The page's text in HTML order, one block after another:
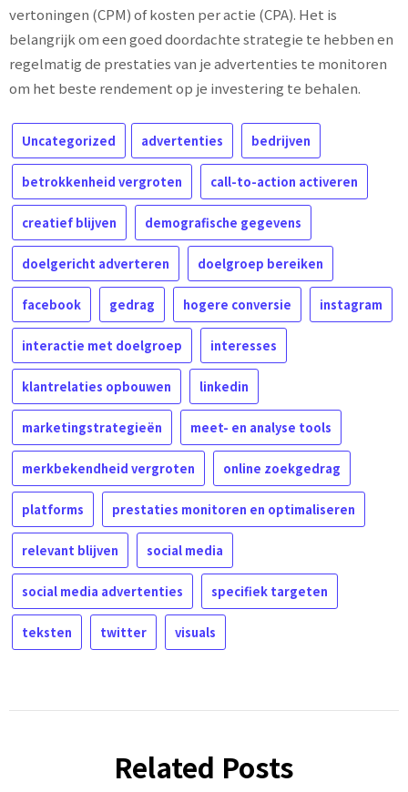
vertoningen (CPM) of kosten per actie (CPA). Het is
belangrijk om een goed doordachte strategie te hebben en
regelmatig de prestaties van je advertenties te monitoren
om het beste rendement op je investering te behalen.
Uncategorized advertenties bedrijven
betrokkenheid vergroten call-to-action activeren
creatief blijven demografische gegevens
doelgericht adverteren doelgroep bereiken
facebook gedrag hogere conversie instagram
interactie met doelgroep interesses
klantrelaties opbouwen linkedin
marketingstrategieën meet- en analyse tools
merkbekendheid vergroten online zoekgedrag
platforms prestaties monitoren en optimaliseren
relevant blijven social media
social media advertenties specifiek targeten
teksten twitter visuals
Related Posts